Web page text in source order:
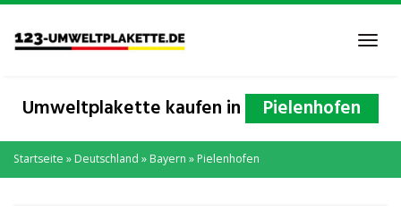
Skip
main
Umweltplakette kaufen in Pielenhofen
Startseite » Deutschland » Bayern » Pielenhofen